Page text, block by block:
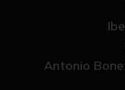
Antonio